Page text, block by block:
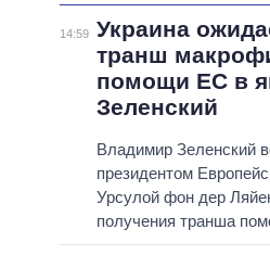
14:59 Украина
транш
помощи ЕС в
Зеленский
Владимир Зеленский
президентом
Урсулой фон дер
получения транша